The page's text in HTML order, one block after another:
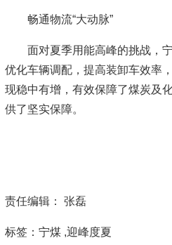
畅通物流“大动脉”
面对夏季用能高峰的挑战，
优化车辆调配，提高装卸车效率
现稳中有增，有效保障了煤炭及
供了坚实保障。
责任编辑： 张磊
标签：宁煤 ,迎峰度夏